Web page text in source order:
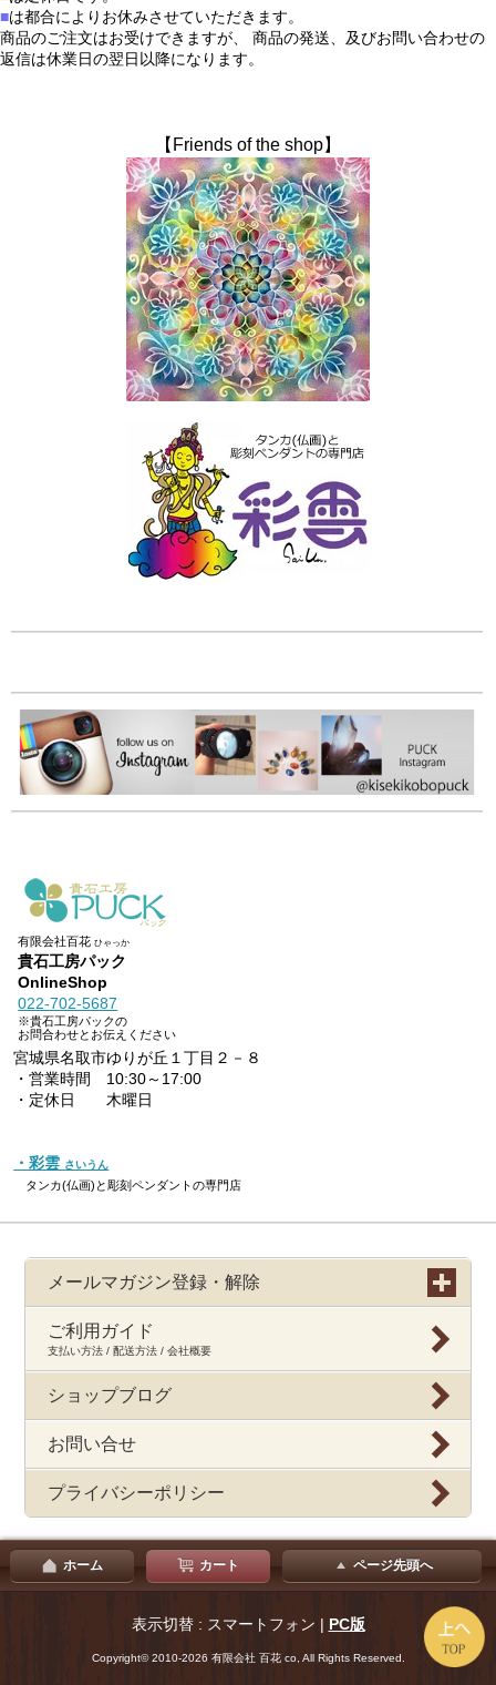
■は都合によりお休みさせていただきます。
商品のご注文はお受けできますが、 商品の発送、及びお問い合わせの
返信は休業日の翌日以降になります。
【Friends of the shop】
有限会社百花ひゃっか
貴石工房パック
OnlineShop
022-702-5687
※貴石工房パックの
お問合わせとお伝えください
宮城県名取市ゆりが丘１丁目２－８
・営業時間 10:30～17:00
・定休日 木曜日
・彩雲 さいうん
タンカ(仏画)と彫刻ペンダントの専門店
メールマガジン登録・解除
ご利用ガイド
支払い方法 / 配送方法 / 会社概要
ショップブログ
お問い合せ
プライバシーポリシー
ホーム カート ページ先頭へ
表示切替 : スマートフォン | PC版
Copyright© 2010-2026 有限会社 百花 co, All Rights Reserved.